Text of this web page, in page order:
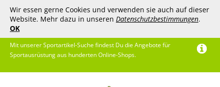
Wir essen gerne Cookies und verwenden sie auch auf dieser
Website. Mehr dazu in unseren Datenschutzbestimmungen.
OK
Mit unserer Sportartikel-Suche findest Du die Angebote für
Sportausrüstung aus hunderten Online-Shops.